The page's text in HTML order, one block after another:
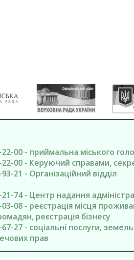
00 - приймальна міського
22-00 - Керуючий справами,
21 - Організаційний відділ
21-74 - Центр надання
08 - реєстрація місця
реєстрація бізнесу
27 - соціальні послуги,
прав